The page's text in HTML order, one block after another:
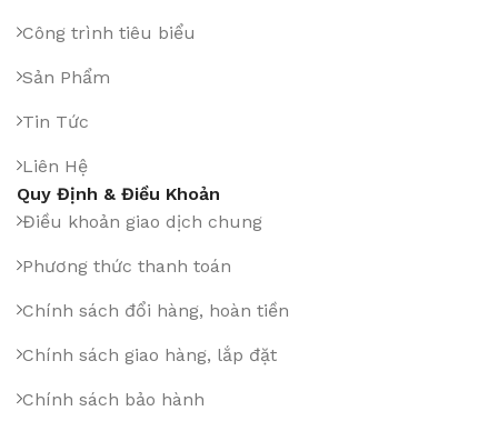
Công trình tiêu biểu
Sản Phẩm
Tin Tức
Liên Hệ
Quy Định & Điều Khoản
Điều khoản giao dịch chung
Phương thức thanh toán
Chính sách đổi hàng, hoàn tiền
Chính sách giao hàng, lắp đặt
Chính sách bảo hành